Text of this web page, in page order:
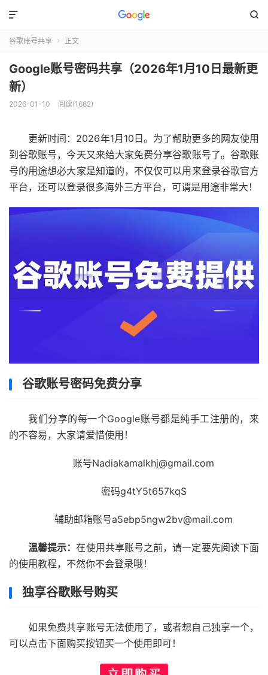


谷歌账号共享  正文
Google账号密码共享（2026年1月10日最新更
新）
2026-01-10 阅读(1682)
更新时间：2026年1月10日。为了帮助更多的网友使用
到谷歌账号，今天又来给大家免费分享谷歌账号了。谷歌账
号的用途想必大家是知道的，不仅仅可以用来登录谷歌官方
平台，还可以登录很多海外三方平台，可谓是用途非常大！
谷歌账号密码免费分享
我们分享的每一个Google账号都是纯手工注册的，来
的不容易，大家请爱惜使用！
账号Nadiakamalkhj@gmail.com
密码g4tY5t657kqS
辅助邮箱账号a5ebp5ngw2bv@mail.com
温馨提示：在使用共享账号之前，请一定要先阅读下面
的使用教程，不然你不会登录哦！
独享谷歌账号购买
如果免费共享账号无法使用了，或者想自己独享一个，
可以点击下面购买按钮买一个使用即可！